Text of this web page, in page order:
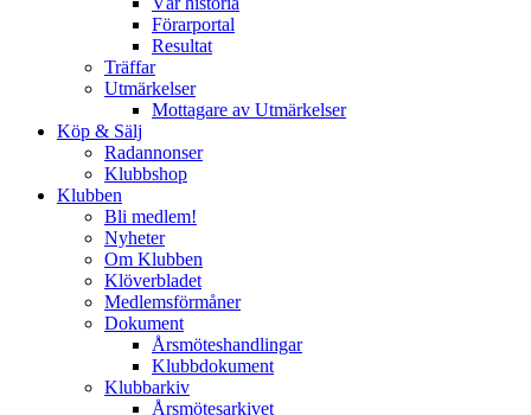
Förarportal
Resultat
Träffar
Utmärkelser
Mottagare av Utmärkelser
Köp & Sälj
Radannonser
Klubbshop
Klubben
Bli medlem!
Nyheter
Om Klubben
Klöverbladet
Medlemsförmåner
Dokument
Årsmöteshandlingar
Klubbdokument
Klubbarkiv
Årsmötesarkivet